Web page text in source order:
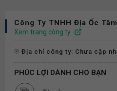
Công Ty TNHH Địa Ốc
Xem trang công ty
Địa chỉ công ty: Chưa cập
PHÚC LỢI DÀNH CHO BẠN